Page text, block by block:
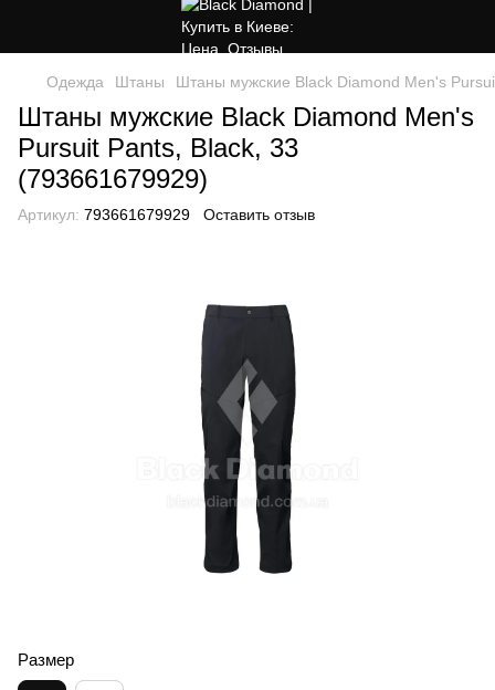
Одежда Штаны Штаны мужские Black Diamond Men's
Штаны мужские Black Diamond Men's
Pursuit Pants, Black, 33
(793661679929)
Артикул: 793661679929 Оставить отзыв
Размер